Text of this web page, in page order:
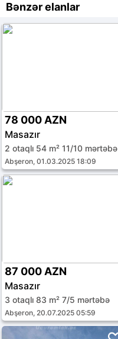
Bənzər elanlar
78 000 AZN
Masazır
2 otaqlı 54 m² 11/10 mərtəbə
Abşeron, 01.03.2025 18:09
87 000 AZN
Masazır
3 otaqlı 83 m² 7/5 mərtəbə
Abşeron, 20.07.2025 05:59